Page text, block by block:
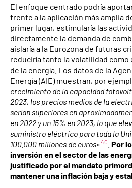
El enfoque centrado podría
frente a la aplicación más amplia
primer lugar, estimularía las
directamente la demanda de
aislaría a la Eurozona de futuras
reduciría tanto la volatilidad como
de la energía. Los datos de la
Energía (AIE) muestran, por
crecimiento de la capacidad
2023, los precios medios de la
serían superiores en
en 2022 y un 15% en 2023, lo que
suministro eléctrico para toda la
100.000 millones de euros«40 Por
inversión en el sector de las
justificado por el mandato
mantener una inflación baja y